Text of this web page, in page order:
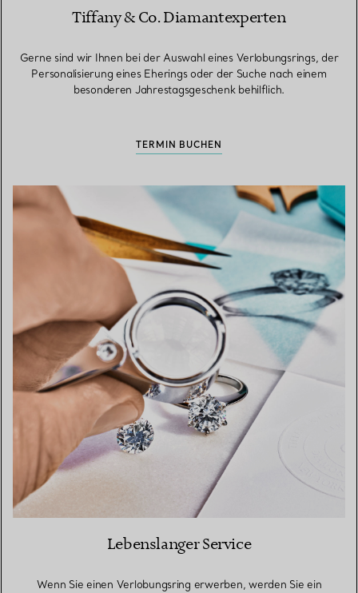
Tiffany & Co. Diamantexperten
Gerne sind wir Ihnen bei der Auswahl eines Verlobungsrings, der
Personalisierung eines Eherings oder der Suche nach einem
besonderen Jahrestagsgeschenk behilflich.
TERMIN BUCHEN
Lebenslanger Service
Wenn Sie einen Verlobungsring erwerben, werden Sie ein